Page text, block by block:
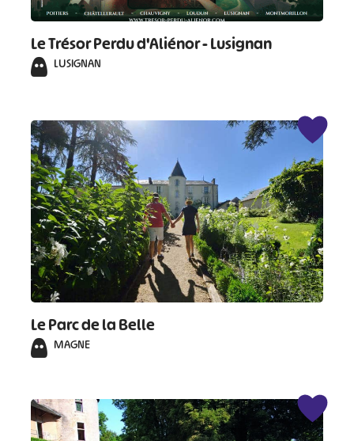
Le Trésor Perdu d'Aliénor - Lusignan
LUSIGNAN
Le Parc de la Belle
MAGNE
# #
#
#
#